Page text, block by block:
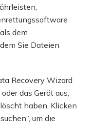
dem
Sie Dateien
Recovery Wizard
das Gerät aus,
haben. Klicken
um die